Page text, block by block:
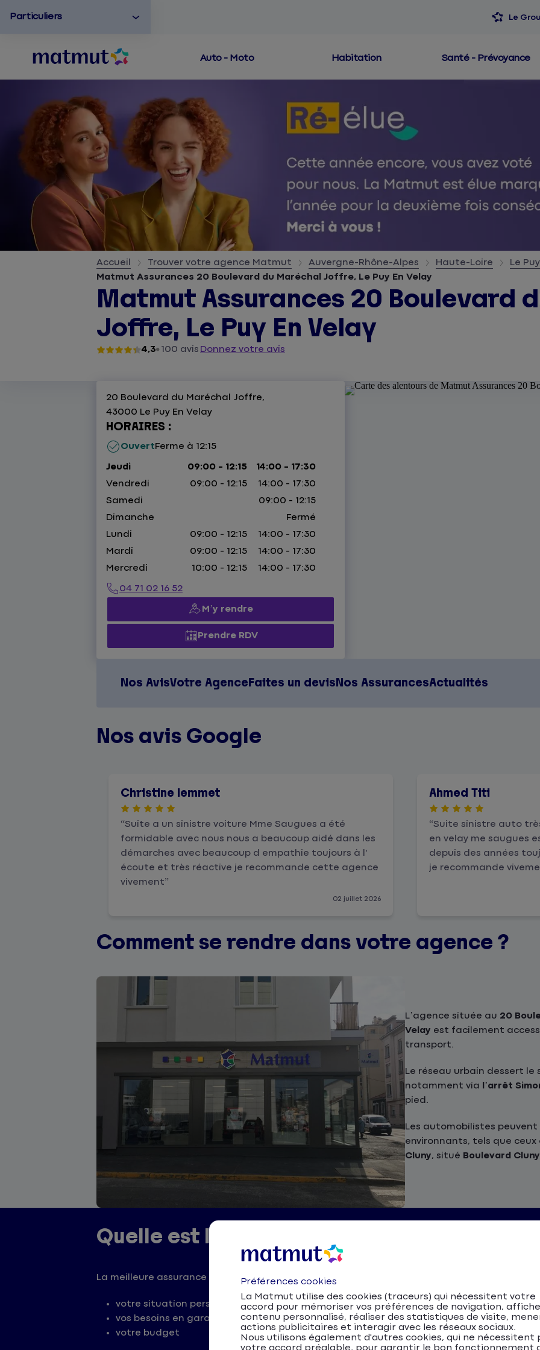
Particuliers Le
Auto - Moto Habitation Santé - Prévoyance
Accueil Trouver votre agence Matmut Auvergne-Rhône-Alpes Haute-Loire
Le
Matmut Assurances 20 Boulevard du Maréchal Joffre, Le Puy En Velay
Matmut Assurances 20 Boulevard
Joffre, Le Puy En Velay
4,3 100 avis Donnez votre avis
20 Boulevard du Maréchal Joffre,
43000 Le Puy En Velay
HORAIRES :
OuvertFerme à 12:15
Jeudi
09:00 - 12:15
14:00 - 17:30
Vendredi
09:00 - 12:15
14:00 - 17:30
Samedi
09:00 - 12:15
Dimanche
Fermé
Lundi
09:00 - 12:15
14:00 - 17:30
Mardi
09:00 - 12:15
14:00 - 17:30
Mercredi
10:00 - 12:15
14:00 - 17:30
04 71 02 16 52
M’y rendre
Prendre RDV
Nos AvisVotre Agence Faites un devis Nos AssurancesActualités
Nos avis Google
Christine lemmet
02 juillet 2026
Suite a un sinistre voiture Mme Saugues a été
formidable avec nous nous a beaucoup aidé dans les
démarches avec beaucoup d empathie toujours à l'
écoute et très réactive je recommande cette agence
vivement
Ahmed Titi
Suite sinistre auto
en velay me saugues
depuis des années
je recommande
Comment se rendre dans votre agence ?
L’agence située au 20
Velay est facilement
transport.
Le réseau urbain dessert le
notamment via l’arrêt
pied.
Les automobilistes
environnants, tels que ceux
Cluny, situé Boulevard Cluny
Quelle est la meilleure assurance à Le Puy-
La meilleure assurance au Puy-en-Velaydépend de plusieurs éléments :
votre situation personnelle
vos besoins en garanties
votre budget
Préférences cookies
La Matmut utilise des cookies (traceurs) qui nécessitent votre
accord pour mémoriser vos préférences de navigation,
contenu personnalisé, réaliser des statistiques de visite,
actions publicitaires et interagir avec les réseaux sociaux.
Nous utilisons également d'autres cookies, qui ne nécessitent
votre accord préalable, pour garantir le bon fonctionnement